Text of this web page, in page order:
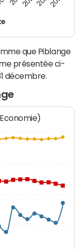
que Piblange
présentée ci-
décembre.